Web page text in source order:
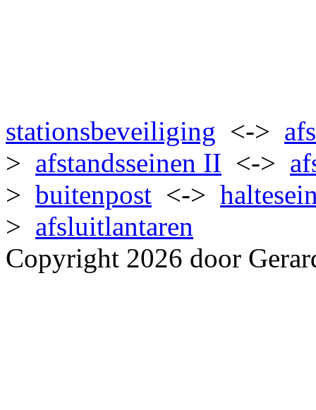
stationsbeveiliging <->
> afstandsseinen II <->
> buitenpost <->
> afsluitlantaren
Copyright 2026 door